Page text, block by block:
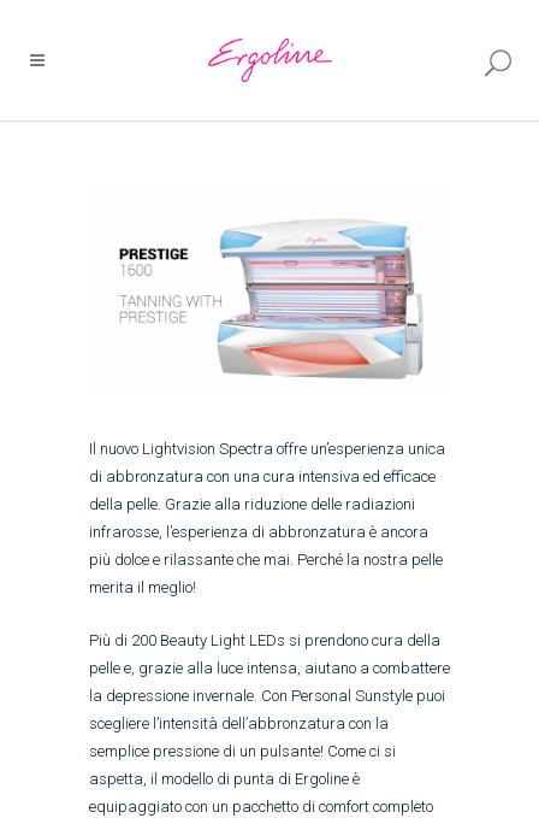
Il nuovo Lightvision Spectra offre un’esperienza unica
di abbronzatura con una cura intensiva ed efficace
della pelle. Grazie alla riduzione delle radiazioni
infrarosse, l’esperienza di abbronzatura è ancora
più dolce e rilassante che mai. Perché la nostra pelle
merita il meglio!
Più di 200 Beauty Light LEDs si prendono cura della
pelle e, grazie alla luce intensa, aiutano a combattere
la depressione invernale. Con Personal Sunstyle puoi
scegliere l’intensità dell’abbronzatura con la
semplice pressione di un pulsante! Come ci si
aspetta, il modello di punta di Ergoline è
equipaggiato con un pacchetto di comfort completo